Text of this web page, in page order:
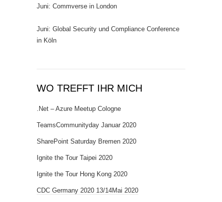
Juni: Commverse in London
Juni: Global Security und Compliance Conference
in Köln
WO TREFFT IHR MICH
.Net – Azure Meetup Cologne
TeamsCommunityday Januar 2020
SharePoint Saturday Bremen 2020
Ignite the Tour Taipei 2020
Ignite the Tour Hong Kong 2020
CDC Germany 2020 13/14Mai 2020